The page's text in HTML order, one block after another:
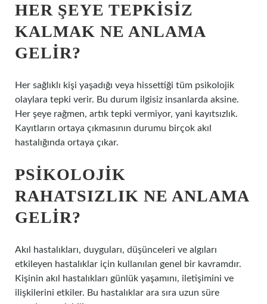
HER ŞEYE TEPKISIZ
KALMAK NE ANLAMA
GELIR?
Her sağlıklı kişi yaşadığı veya hissettiği tüm psikolojik
olaylara tepki verir. Bu durum ilgisiz insanlarda aksine.
Her şeye rağmen, artık tepki vermiyor, yani kayıtsızlık.
Kayıtların ortaya çıkmasının durumu birçok akıl
hastalığında ortaya çıkar.
PSIKOLOJIK
RAHATSIZLIK NE ANLAMA
GELIR?
Akıl hastalıkları, duyguları, düşünceleri ve algıları
etkileyen hastalıklar için kullanılan genel bir kavramdır.
Kişinin akıl hastalıkları günlük yaşamını, iletişimini ve
ilişkilerini etkiler. Bu hastalıklar ara sıra uzun süre